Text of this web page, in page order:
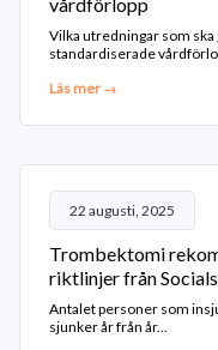
Vilka utredningar som
standardiserade
Läs mer →
22 augusti, 2025
Trombektomi
riktlinjer från
Antalet personer som
sjunker år från år...